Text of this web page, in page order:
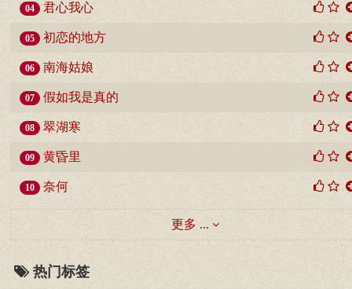
04 君心我心
05 初恋的地方
06 南海姑娘
07 假如我是真的
08 翠湖寒
09 黄昏里
10 奈何
更多 ...
热门标签